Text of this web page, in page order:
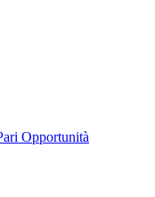
Opportunità